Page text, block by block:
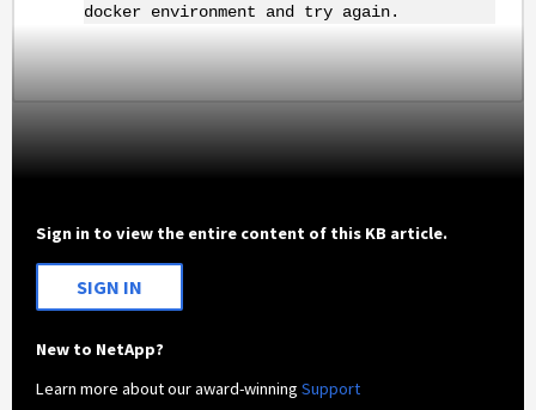
docker environment and try again.
Sign in to view the entire content of this KB article.
SIGN IN
New to NetApp?
Learn more about our award-winningSupport